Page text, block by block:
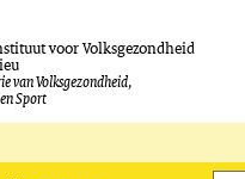
voor Volksgezondheid
van Volksgezondheid,
Sport
Zoeken